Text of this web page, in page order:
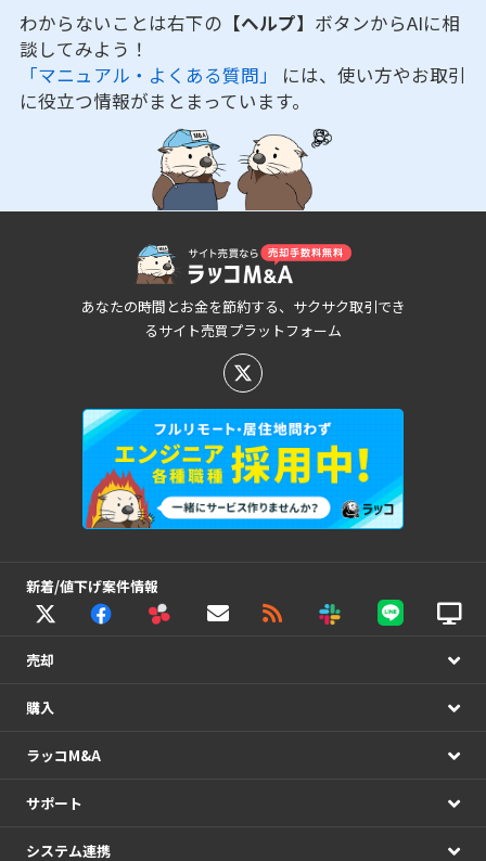
わからないことは右下の 【ヘルプ】 ボタンからAIに相
談してみよう！
「マニュアル・よくある質問」 には、使い方やお取引
に役立つ情報がまとまっています。
あなたの時間とお金を節約する、サクサク取引でき
るサイト売買プラットフォーム
新着/値下げ案件情報
売却
購入
ラッコM&A
サポート
システム連携